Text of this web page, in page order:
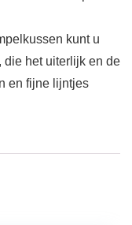
kunt u
die het uiterlijk en de
en fijne lijntjes